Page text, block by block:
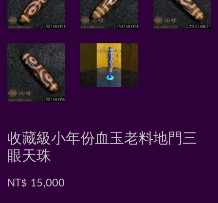
收藏級小年份血玉老料地門三
眼天珠
NT$ 15,000